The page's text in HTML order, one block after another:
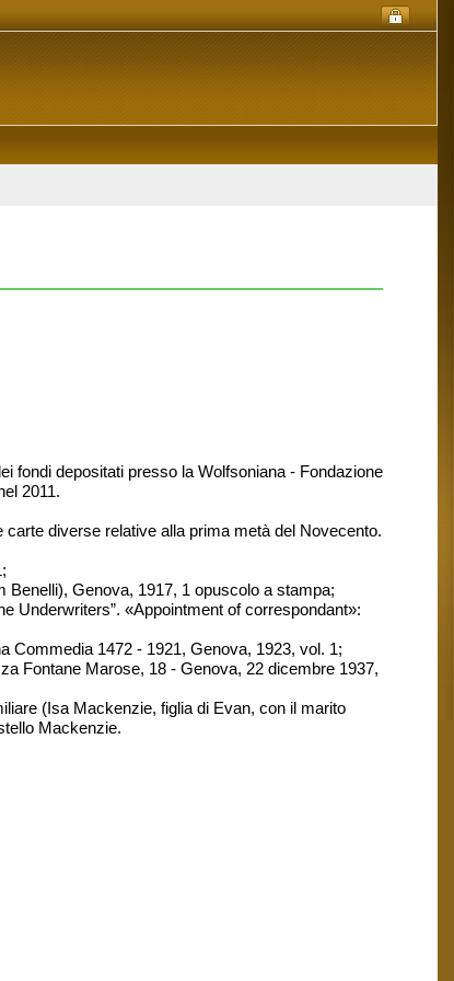
fondi depositati presso la Wolfsoniana - Fondazione
2011.
diverse relative alla prima metà del Novecento.
Genova, 1917, 1 opuscolo a stampa;
Underwriters”. «Appointment of correspondant»:
Commedia 1472 - 1921, Genova, 1923, vol. 1;
Fontane Marose, 18 - Genova, 22 dicembre 1937,
(Isa Mackenzie, figlia di Evan, con il marito
Mackenzie.